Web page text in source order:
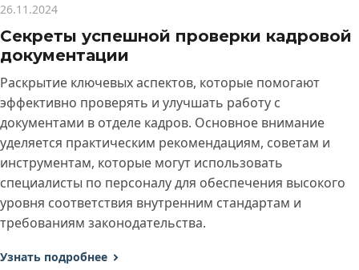
26.11.2024
Секреты успешной проверки кадровой
документации
Раскрытие ключевых аспектов, которые помогают
эффективно проверять и улучшать работу с
документами в отделе кадров. Основное внимание
уделяется практическим рекомендациям, советам и
инструментам, которые могут использовать
специалисты по персоналу для обеспечения высокого
уровня соответствия внутренним стандартам и
требованиям законодательства.
Узнать подробнее